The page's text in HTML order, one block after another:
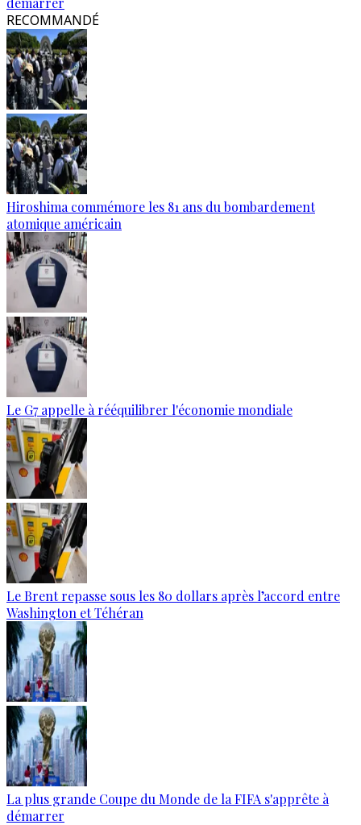
RECOMMANDÉ
Hiroshima commémore les 81 ans du bombardement
atomique américain
Le G7 appelle à rééquilibrer l'économie mondiale
Le Brent repasse sous les 80 dollars après l’accord entre
Washington et Téhéran
La plus grande Coupe du Monde de la FIFA s'apprête à
démarrer